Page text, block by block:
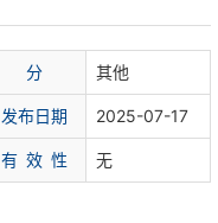
分 其他
发布日期 2025-07-17
有 效 性 无